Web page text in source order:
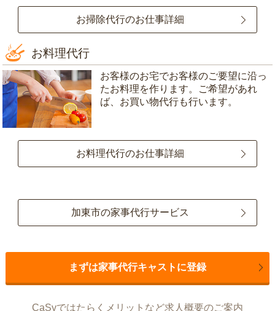
お掃除代行のお仕事詳細
お料理代行
お客様のお宅でお客様のご要望に沿っ
たお料理を作ります。ご希望があれ
ば、お買い物代行も行います。
お料理代行のお仕事詳細
加東市の家事代行サービス
まずは家事代行キャストに登録
CaSyではたらくメリットなど求人概要のご案内